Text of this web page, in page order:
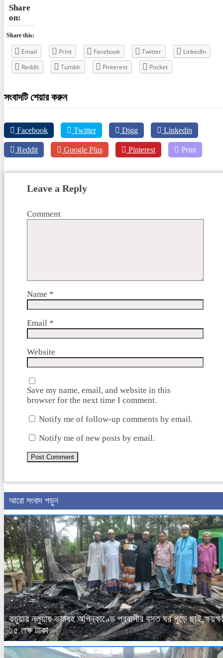
Share
on:
Share this:
Email Print Facebook Twitter
LinkedIn
Reddit
Tumblr Pinterest Pocket
সংবাদটি শেয়ার করুন
Facebook Twitter Digg Linkedin
Reddit Google Plus Pinterest Print
Leave a Reply
Comment
Name *
Email *
Website
Save my name, email, and website in this
browser for the next time I comment.
Notify me of follow-up comments by email.
Notify me of new posts by email.
আরো সংবাদ পড়ুন
কচুয়ার নলুয়ায় ভয়াবহ অগ্নিকাণ্ডে প্রবাসীর বসত ঘর পুড়ে
১৫ লক্ষ টাকা